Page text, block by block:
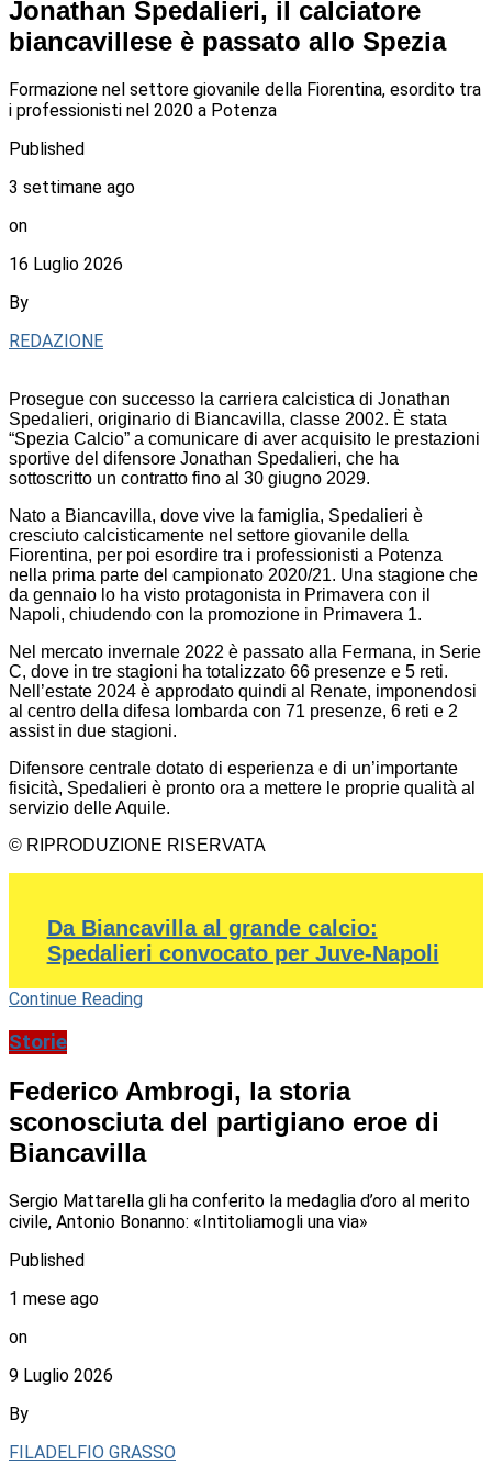
Jonathan Spedalieri, il calciatore
biancavillese è passato allo Spezia
Formazione nel settore giovanile della Fiorentina, esordito tra
i professionisti nel 2020 a Potenza
Published
3 settimane ago
on
16 Luglio 2026
By
REDAZIONE
Prosegue con successo la carriera calcistica di Jonathan
Spedalieri, originario di Biancavilla, classe 2002. È stata
“Spezia Calcio” a comunicare di aver acquisito le prestazioni
sportive del difensore Jonathan Spedalieri, che ha
sottoscritto un contratto fino al 30 giugno 2029.
Nato a Biancavilla, dove vive la famiglia, Spedalieri è
cresciuto calcisticamente nel settore giovanile della
Fiorentina, per poi esordire tra i professionisti a Potenza
nella prima parte del campionato 2020/21. Una stagione che
da gennaio lo ha visto protagonista in Primavera con il
Napoli, chiudendo con la promozione in Primavera 1.
Nel mercato invernale 2022 è passato alla Fermana, in Serie
C, dove in tre stagioni ha totalizzato 66 presenze e 5 reti.
Nell’estate 2024 è approdato quindi al Renate, imponendosi
al centro della difesa lombarda con 71 presenze, 6 reti e 2
assist in due stagioni.
Difensore centrale dotato di esperienza e di un’importante
fisicità, Spedalieri è pronto ora a mettere le proprie qualità al
servizio delle Aquile.
© RIPRODUZIONE RISERVATA
Da Biancavilla al grande calcio:
Spedalieri convocato per Juve-Napoli
Continue Reading
Storie
Federico Ambrogi, la storia
sconosciuta del partigiano eroe di
Biancavilla
Sergio Mattarella gli ha conferito la medaglia d’oro al merito
civile, Antonio Bonanno: «Intitoliamogli una via»
Published
1 mese ago
on
9 Luglio 2026
By
FILADELFIO GRASSO